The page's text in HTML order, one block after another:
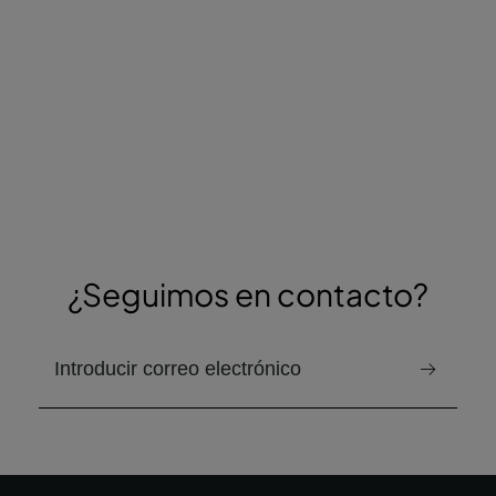
¿Seguimos en contacto?
correo electrónico para recibir el boletín